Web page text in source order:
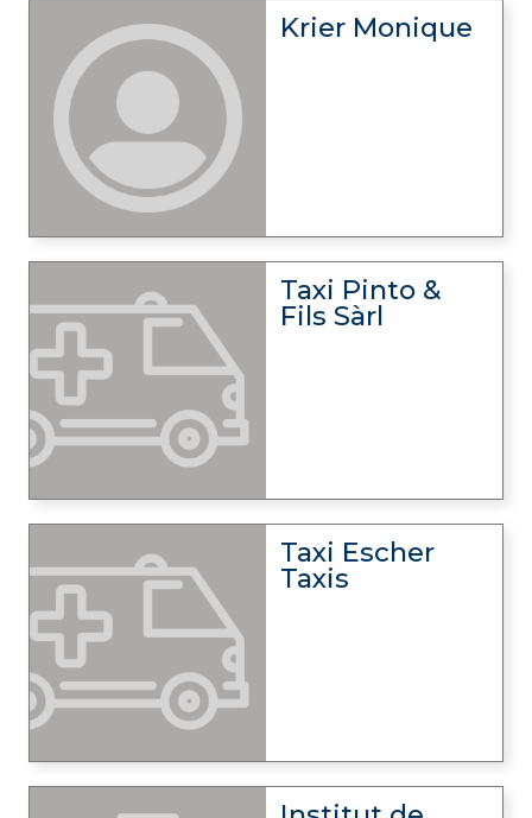
Krier Monique
Taxi Pinto &
Fils Sàrl
Taxi Escher
Taxis